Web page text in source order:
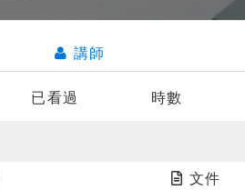
講師
已看過 時數
文件